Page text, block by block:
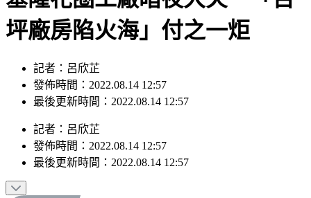
坪廠房陷火海」付之一炬
發佈時間：2022.08.14 12:57
最後更新時間：2022.08.14 12:57
發佈時間：2022.08.14 12:57
最後更新時間：2022.08.14 12:57